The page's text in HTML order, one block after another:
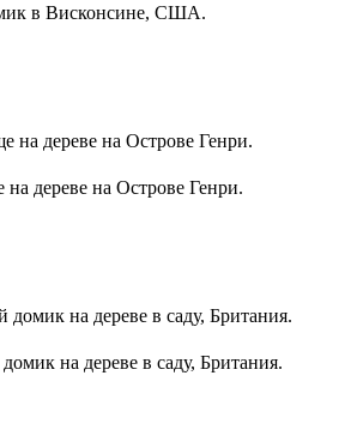
в Висконсине, США.
дереве на Острове Генри.
на дереве в саду, Британия.